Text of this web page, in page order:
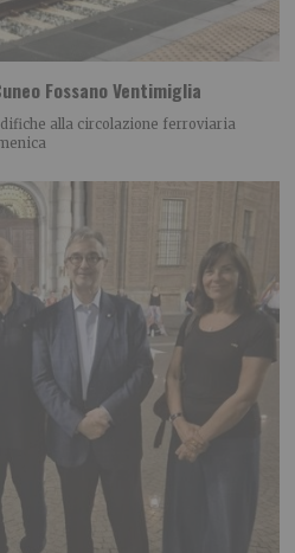
Fossano Ventimiglia
alla circolazione ferroviaria